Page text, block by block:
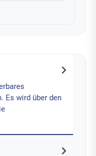
Es wird über den